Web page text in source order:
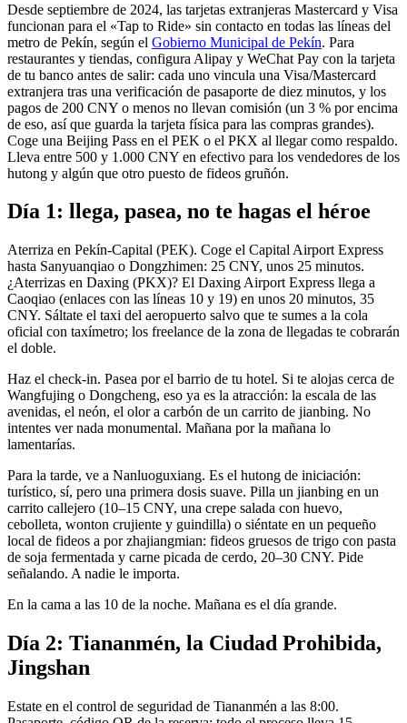
Desde septiembre de 2024, las tarjetas extranjeras Mastercard y Visa
funcionan para el «Tap to Ride» sin contacto en todas las líneas del
metro de Pekín, según el Gobierno Municipal de Pekín. Para
restaurantes y tiendas, configura Alipay y WeChat Pay con la tarjeta
de tu banco antes de salir: cada uno vincula una Visa/Mastercard
extranjera tras una verificación de pasaporte de diez minutos, y los
pagos de 200 CNY o menos no llevan comisión (un 3 % por encima
de eso, así que guarda la tarjeta física para las compras grandes).
Coge una Beijing Pass en el PEK o el PKX al llegar como respaldo.
Lleva entre 500 y 1.000 CNY en efectivo para los vendedores de los
hutong y algún que otro puesto de fideos gruñón.
Día 1: llega, pasea, no te hagas el héroe
Aterriza en Pekín-Capital (PEK). Coge el Capital Airport Express
hasta Sanyuanqiao o Dongzhimen: 25 CNY, unos 25 minutos.
¿Aterrizas en Daxing (PKX)? El Daxing Airport Express llega a
Caoqiao (enlaces con las líneas 10 y 19) en unos 20 minutos, 35
CNY. Sáltate el taxi del aeropuerto salvo que te sumes a la cola
oficial con taxímetro; los freelance de la zona de llegadas te cobrarán
el doble.
Haz el check-in. Pasea por el barrio de tu hotel. Si te alojas cerca de
Wangfujing o Dongcheng, eso ya es la atracción: la escala de las
avenidas, el neón, el olor a carbón de un carrito de jianbing. No
intentes ver nada monumental. Mañana por la mañana lo
lamentarías.
Para la tarde, ve a Nanluoguxiang. Es el hutong de iniciación:
turístico, sí, pero una primera dosis suave. Pilla un jianbing en un
carrito callejero (10–15 CNY, una crepe salada con huevo,
cebolleta, wonton crujiente y guindilla) o siéntate en un pequeño
local de fideos a por zhajiangmian: fideos gruesos de trigo con pasta
de soja fermentada y carne picada de cerdo, 20–30 CNY. Pide
señalando. A nadie le importa.
En la cama a las 10 de la noche. Mañana es el día grande.
Día 2: Tiananmén, la Ciudad Prohibida,
Jingshan
Estate en el control de seguridad de Tiananmén a las 8:00.